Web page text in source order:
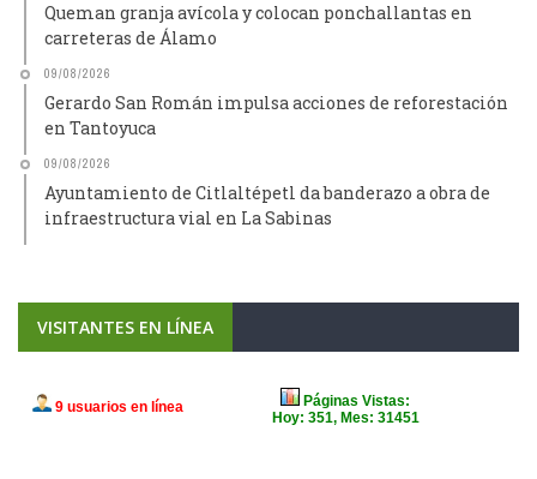
Queman granja avícola y colocan ponchallantas en
carreteras de Álamo
09/08/2026
Gerardo San Román impulsa acciones de reforestación
en Tantoyuca
09/08/2026
Ayuntamiento de Citlaltépetl da banderazo a obra de
infraestructura vial en La Sabinas
VISITANTES EN LÍNEA